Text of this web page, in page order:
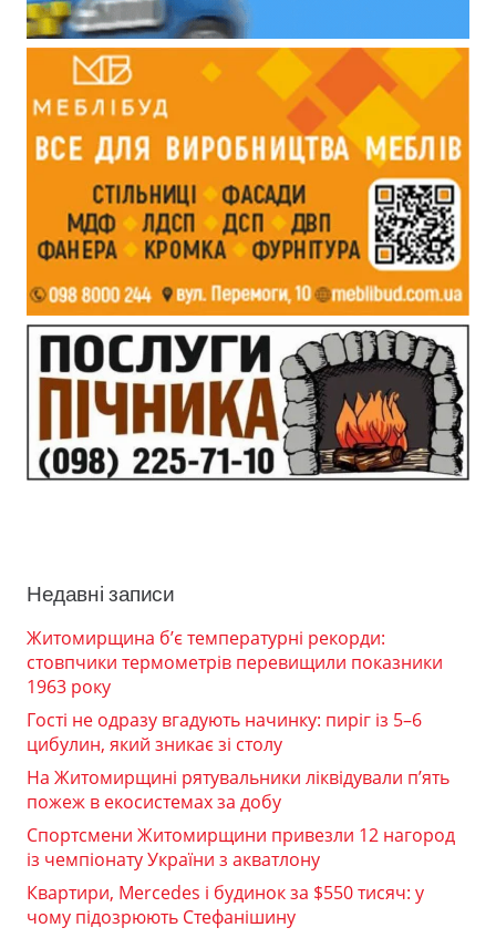
Недавні записи
Житомирщина б’є температурні рекорди:
стовпчики термометрів перевищили показники
1963 року
Гості не одразу вгадують начинку: пиріг із 5–6
цибулин, який зникає зі столу
На Житомирщині рятувальники ліквідували п’ять
пожеж в екосистемах за добу
Спортсмени Житомирщини привезли 12 нагород
із чемпіонату України з акватлону
Квартири, Mercedes і будинок за $550 тисяч: у
чому підозрюють Стефанішину